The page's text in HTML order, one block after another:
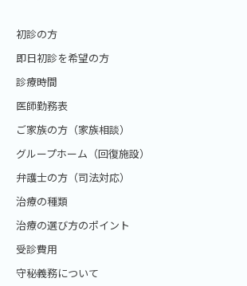
初診の方
即日初診を希望の方
診療時間
医師勤務表
ご家族の方（家族相談）
グループホーム（回復施設）
弁護士の方（司法対応）
治療の種類
治療の選び方のポイント
受診費用
守秘義務について